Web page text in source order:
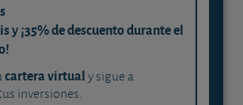
y ¡35% de descuento durante el
cartera virtualy sigue a
inversiones.